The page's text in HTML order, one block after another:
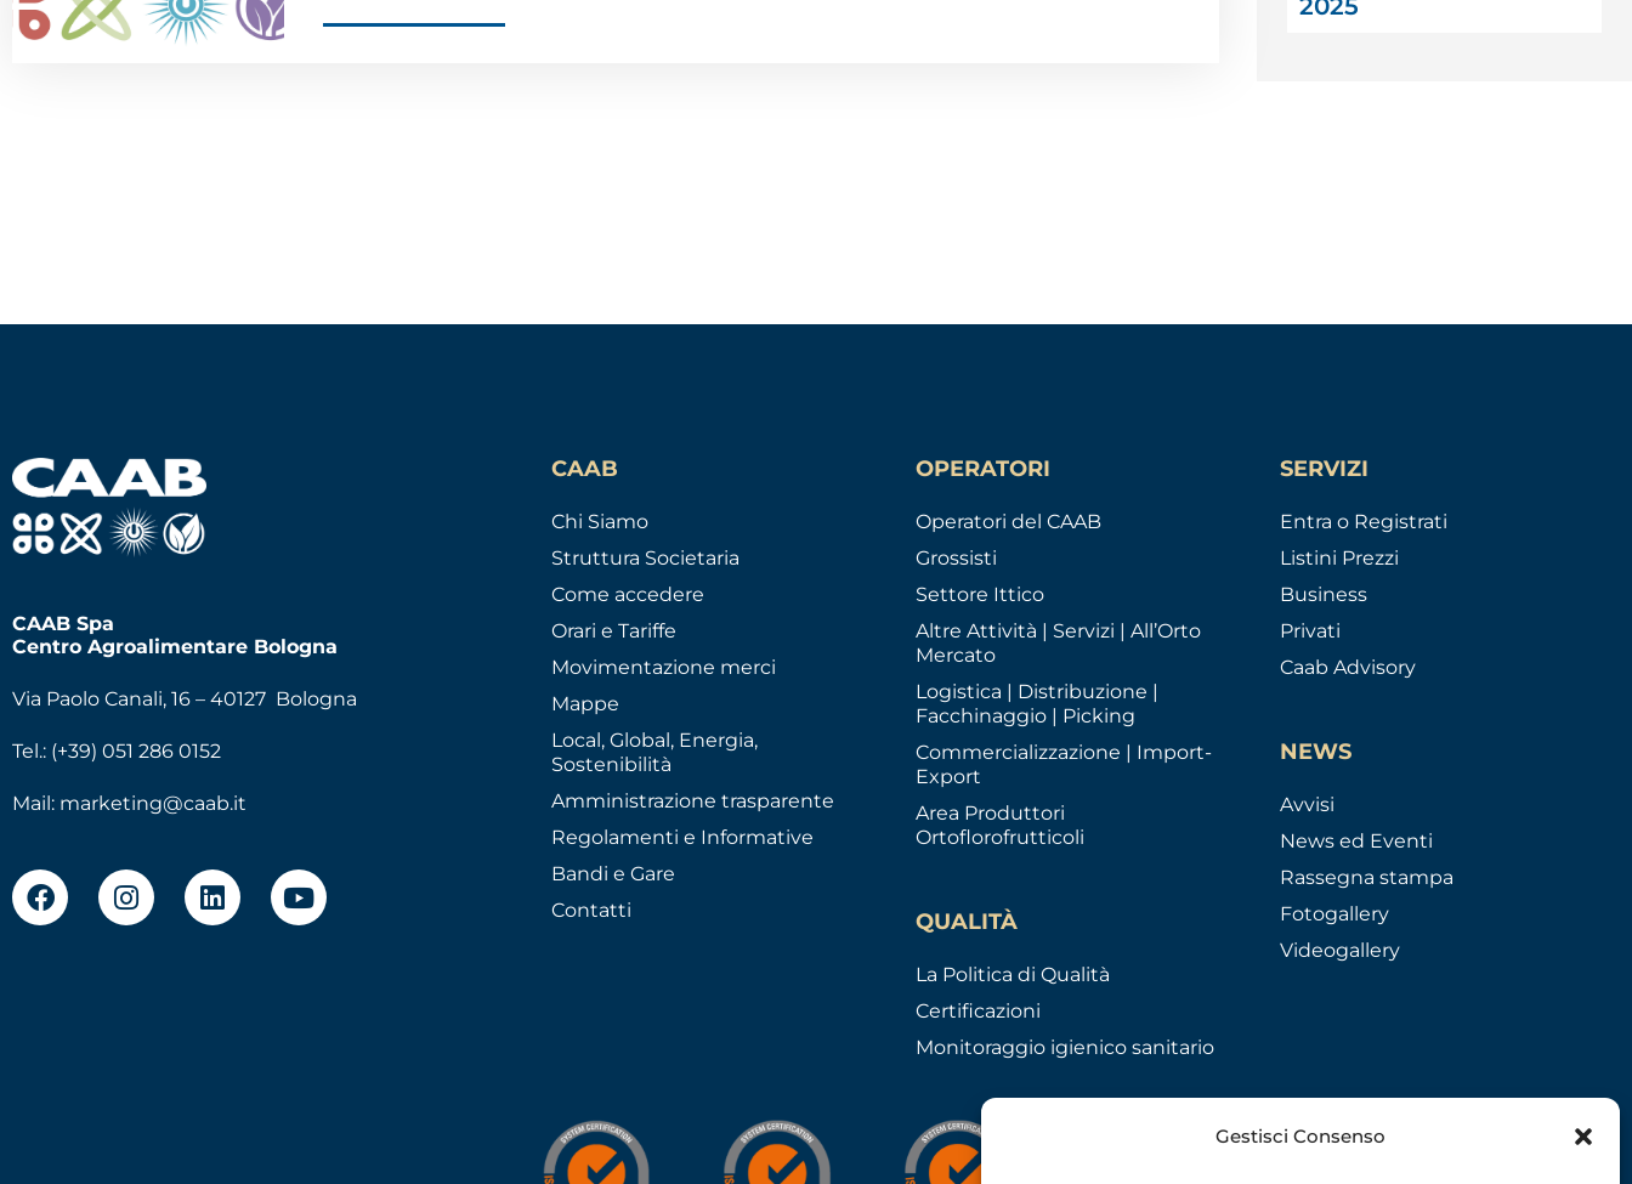
Gestisci Consenso
2025
CAAB Spa
Centro Agroalimentare Bologna
Via Paolo Canali, 16 – 40127 Bologna
Tel.: (+39) 051 286 0152
Mail: marketing@caab.it
CAAB
Chi Siamo
Struttura Societaria
Come accedere
Orari e Tariffe
Movimentazione merci
Mappe
Local, Global, Energia,
Sostenibilità
Amministrazione trasparente
Regolamenti e Informative
Bandi e Gare
Contatti
OPERATORI
Operatori del CAAB
Grossisti
Settore Ittico
Altre Attività | Servizi | All’Orto
Mercato
Logistica | Distribuzione |
Facchinaggio | Picking
Commercializzazione | Import-
Export
Area Produttori
Ortoflorofrutticoli
QUALITÀ
La Politica di Qualità
Certificazioni
Monitoraggio igienico sanitario
SERVIZI
Entra o Registrati
Listini Prezzi
Business
Privati
Caab Advisory
NEWS
Avvisi
News ed Eventi
Rassegna stampa
Fotogallery
Videogallery